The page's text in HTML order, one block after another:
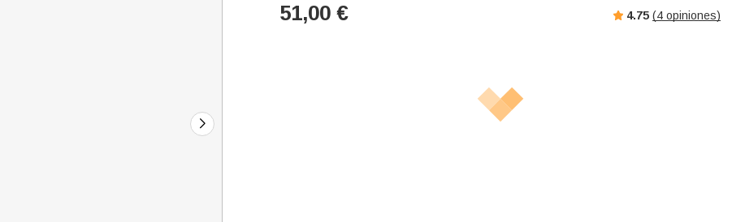
51,00 € 4.75 (4 opiniones)